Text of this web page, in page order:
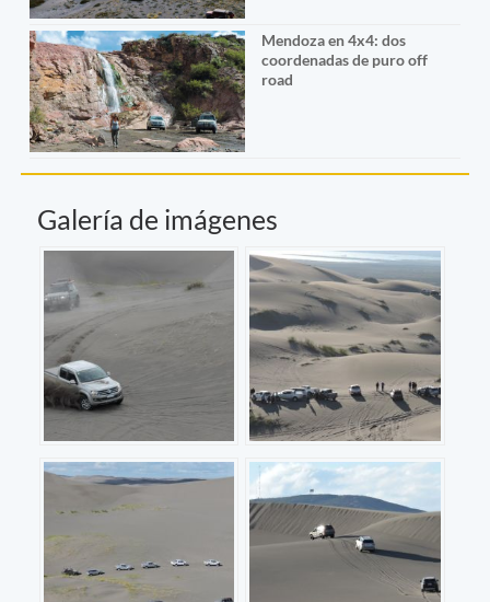
Mendoza en 4x4: dos
coordenadas de puro off
road
Galería de imágenes